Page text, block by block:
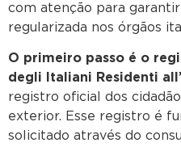
com atenção para garantir
regularizada nos órgãos
O primeiro passo é o
degli Italiani Residenti
registro oficial dos
exterior. Esse registro é
solicitado através do